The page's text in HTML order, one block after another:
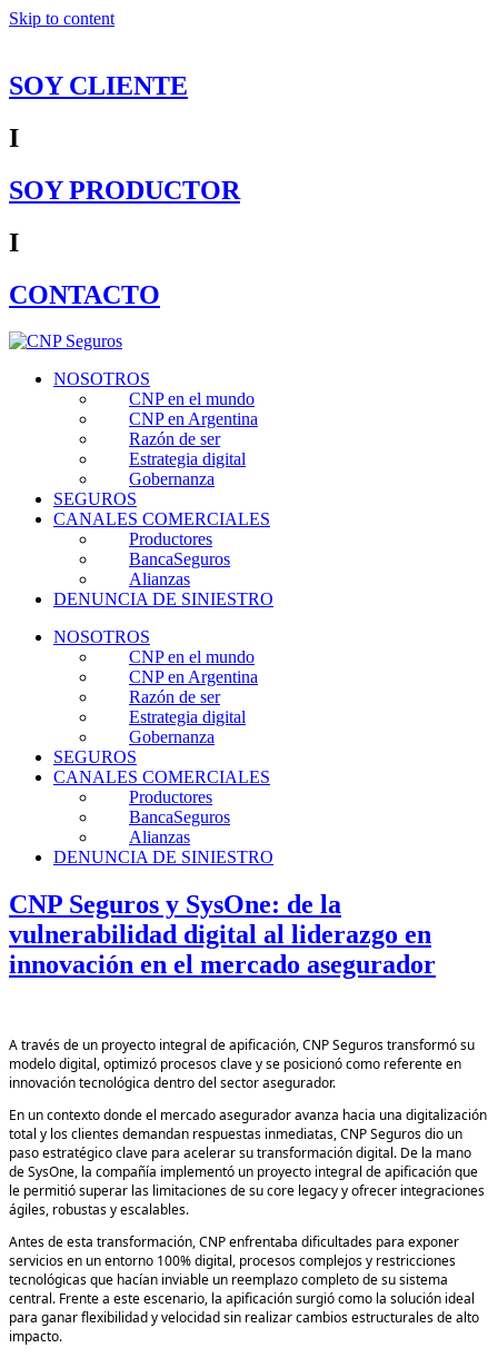
Skip to content
SOY CLIENTE
I
SOY PRODUCTOR
I
CONTACTO
NOSOTROS
CNP en el mundo
CNP en Argentina
Razón de ser
Estrategia digital
Gobernanza
SEGUROS
CANALES COMERCIALES
Productores
BancaSeguros
Alianzas
DENUNCIA DE SINIESTRO
NOSOTROS
CNP en el mundo
CNP en Argentina
Razón de ser
Estrategia digital
Gobernanza
SEGUROS
CANALES COMERCIALES
Productores
BancaSeguros
Alianzas
DENUNCIA DE SINIESTRO
CNP Seguros y SysOne: de la
vulnerabilidad digital al liderazgo en
innovación en el mercado asegurador
A través de un proyecto integral de apificación, CNP Seguros transformó su
modelo digital, optimizó procesos clave y se posicionó como referente en
innovación tecnológica dentro del sector asegurador.
En un contexto donde el mercado asegurador avanza hacia una digitalización
total y los clientes demandan respuestas inmediatas, CNP Seguros dio un
paso estratégico clave para acelerar su transformación digital. De la mano
de SysOne, la compañía implementó un proyecto integral de apificación que
le permitió superar las limitaciones de su core legacy y ofrecer integraciones
ágiles, robustas y escalables.
Antes de esta transformación, CNP enfrentaba dificultades para exponer
servicios en un entorno 100% digital, procesos complejos y restricciones
tecnológicas que hacían inviable un reemplazo completo de su sistema
central. Frente a este escenario, la apificación surgió como la solución ideal
para ganar flexibilidad y velocidad sin realizar cambios estructurales de alto
impacto.